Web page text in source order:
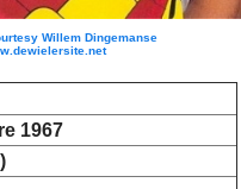
Willem Dingemanse
1967